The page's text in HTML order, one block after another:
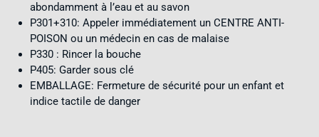
abondamment à l’eau et au savon
P301+310: Appeler immédiatement un CENTRE ANTI-
POISON ou un médecin en cas de malaise
P330 : Rincer la bouche
P405: Garder sous clé
EMBALLAGE: Fermeture de sécurité pour un enfant et
indice tactile de danger